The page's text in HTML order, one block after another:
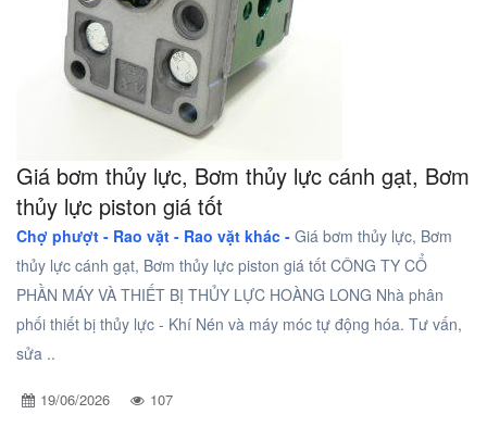
Giá bơm thủy lực, Bơm thủy lực cánh gạt, Bơm
thủy lực piston giá tốt
Chợ phượt - Rao vặt - Rao vặt khác - Giá bơm thủy lực, Bơm
thủy lực cánh gạt, Bơm thủy lực piston giá tốt CÔNG TY CỔ
PHẦN MÁY VÀ THIẾT BỊ THỦY LỰC HOÀNG LONG Nhà phân
phối thiết bị thủy lực - Khí Nén và máy móc tự động hóa. Tư vấn,
sửa ..
19/06/2026 107